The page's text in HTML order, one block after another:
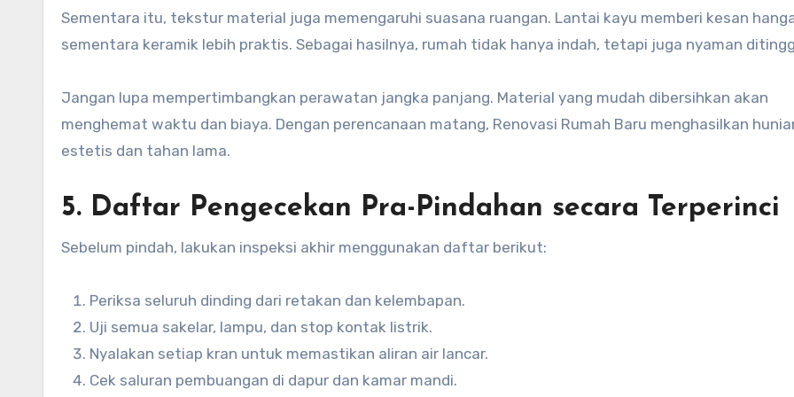
Sementara itu, tekstur material juga memengaruhi suasana ruangan. Lantai kayu memberi kesan
sementara keramik lebih praktis. Sebagai hasilnya, rumah tidak hanya indah, tetapi juga nyaman
Jangan lupa mempertimbangkan perawatan jangka panjang. Material yang mudah dibersihkan akan
menghemat waktu dan biaya. Dengan perencanaan matang, Renovasi Rumah Baru menghasilkan
estetis dan tahan lama.
5. Daftar Pengecekan Pra-Pindahan secara Terperinci
Sebelum pindah, lakukan inspeksi akhir menggunakan daftar berikut:
Periksa seluruh dinding dari retakan dan kelembapan.
Uji semua sakelar, lampu, dan stop kontak listrik.
Nyalakan setiap kran untuk memastikan aliran air lancar.
Cek saluran pembuangan di dapur dan kamar mandi.